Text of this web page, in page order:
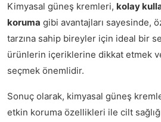
Kimyasal güneş kremleri, kolay
koruma gibi avantajları sayesinde,
tarzına sahip bireyler için ideal bir
ürünlerin içeriklerine dikkat etmek
seçmek önemlidir.
Sonuç olarak, kimyasal güneş
etkin koruma özellikleri ile cilt